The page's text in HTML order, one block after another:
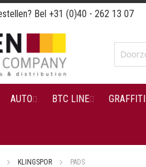
Bel +31 (0)40 - 262 13 07
AUTO BTC LINE GRAFFITI
KLINGSPOR PADS